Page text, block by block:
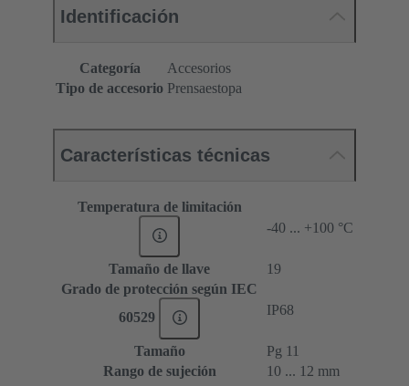
Identificación
Categoría
Accesorios
Tipo de accesorio Prensaestopa
Características técnicas
Temperatura de limitación
-40 ... +100 °C
Tamaño de llave
19
Grado de protección según IEC
60529
IP68
Tamaño
Pg 11
Rango de sujeción
10 ... 12 mm